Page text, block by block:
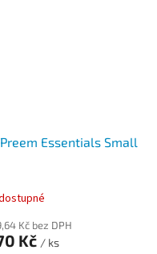
Essentials Small
Kč bez DPH
Kč / ks